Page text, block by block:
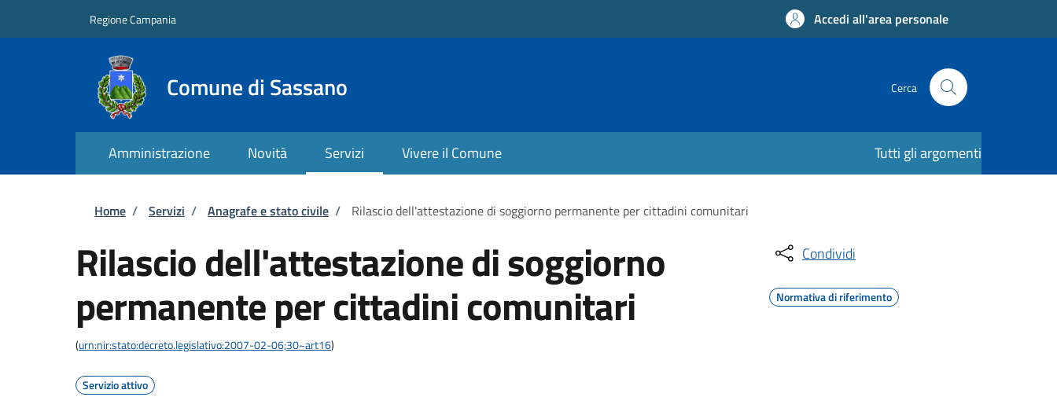
Regione Campania Accedi all'area personale
Comune di Sassano Cerca
Amministrazione Novità Servizi Vivere il Comune Tutti gli argomenti
Briciole di pane
Home / Servizi / Anagrafe e stato civile / Rilascio dell'attestazione di soggiorno permanente per cittadini comunitari
Rilascio dell'attestazione di soggiorno
permanente per cittadini comunitari
(urn:nir:stato:decreto.legislativo:2007-02-06;30~art16)
Servizio attivo
Condividi
Normativa di riferimento